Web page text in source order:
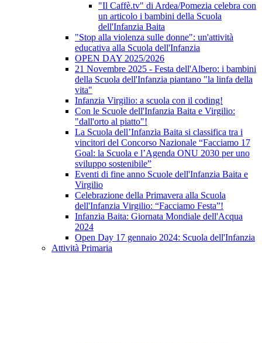
"Il Caffè.tv" di Ardea/Pomezia celebra con
un articolo i bambini della Scuola
dell'Infanzia Baita
"Stop alla violenza sulle donne": un'attività
educativa alla Scuola dell'Infanzia
OPEN DAY 2025/2026
21 Novembre 2025 - Festa dell'Albero: i bambini
della Scuola dell'Infanzia piantano "la linfa della
vita"
Infanzia Virgilio: a scuola con il coding!
Con le Scuole dell'Infanzia Baita e Virgilio:
"dall'orto al piatto"!
La Scuola dell’Infanzia Baita si classifica tra i
vincitori del Concorso Nazionale “Facciamo 17
Goal: la Scuola e l’Agenda ONU 2030 per uno
sviluppo sostenibile”
Eventi di fine anno Scuole dell'Infanzia Baita e
Virgilio
Celebrazione della Primavera alla Scuola
dell'Infanzia Virgilio: “Facciamo Festa”!
Infanzia Baita: Giornata Mondiale dell'Acqua
2024
Open Day 17 gennaio 2024: Scuola dell'Infanzia
Attività Primaria